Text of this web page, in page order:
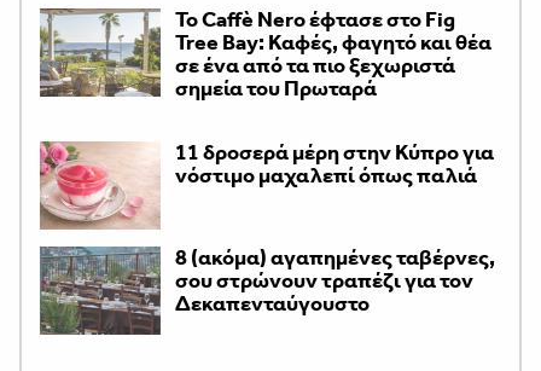
Το Caffè Nero έφτασε στο Fig
Tree Bay: Καφές, φαγητό και θέα
σε ένα από τα πιο ξεχωριστά
σημεία του Πρωταρά
11 δροσερά μέρη στην Κύπρο για
νόστιμο μαχαλεπί όπως παλιά
8 (ακόμα) αγαπημένες ταβέρνες,
σου στρώνουν τραπέζι για τον
Δεκαπενταύγουστο